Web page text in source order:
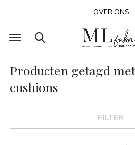
OVER ONS
Producten getagd
cushions
FILTER